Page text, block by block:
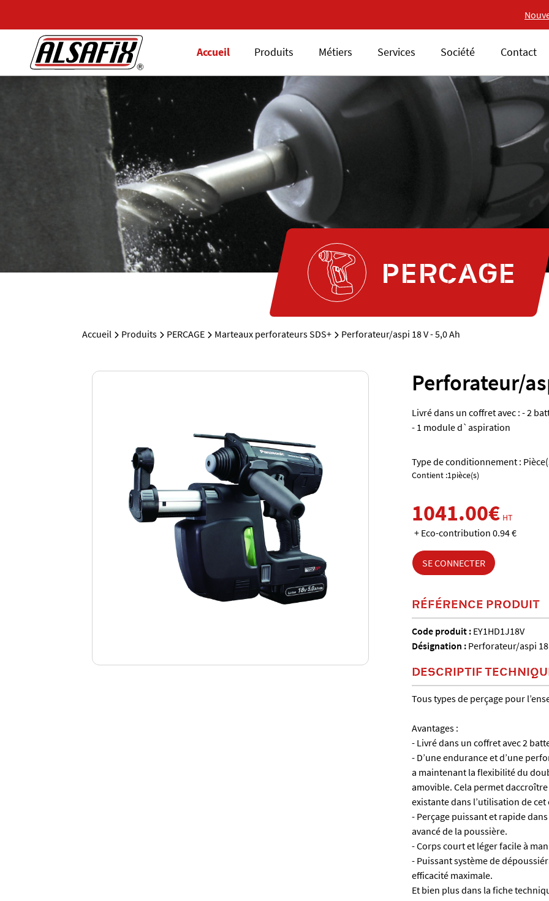
Nouvelle gamme 18V
Accueil Produits Métiers Services Société Contact
PERCAGE
Accueil Produits PERCAGE Marteaux perforateurs SDS+ Perforateur/aspi 18 V - 5,0 Ah
Perforateur/
Livré dans un coffret avec : - 2
- 1 module d`aspiration
Type de conditionnement :
Contient :1pièce(s)
1041.00€ HT
+ Eco-contribution 0.94 €
SE CONNECTER
RÉFÉRENCE PRODUIT
Code produit : EY1HD1J18V
Désignation : Perforateur/aspi 18
DESCRIPTIF
Tous types de perçage pour
Avantages :
- Livré dans un coffret avec 2
- D’une endurance et d’une
a maintenant la flexibilité du
amovible. Cela permet
existante dans l’utilisation de
- Perçage puissant et rapide
avancé de la poussière.
- Corps court et léger facile à
- Puissant système de
efficacité maximale.
Et bien plus dans la fiche